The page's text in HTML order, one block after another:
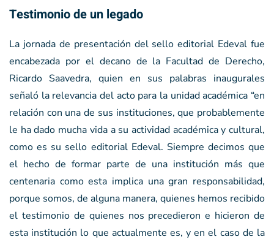
Testimonio de un legado
La jornada de presentación del sello editorial Edeval fue
encabezada por el decano de la Facultad de Derecho,
Ricardo Saavedra, quien en sus palabras inaugurales
señaló la relevancia del acto para la unidad académica “en
relación con una de sus instituciones, que probablemente
le ha dado mucha vida a su actividad académica y cultural,
como es su sello editorial Edeval. Siempre decimos que
el hecho de formar parte de una institución más que
centenaria como esta implica una gran responsabilidad,
porque somos, de alguna manera, quienes hemos recibido
el testimonio de quienes nos precedieron e hicieron de
esta institución lo que actualmente es, y en el caso de la